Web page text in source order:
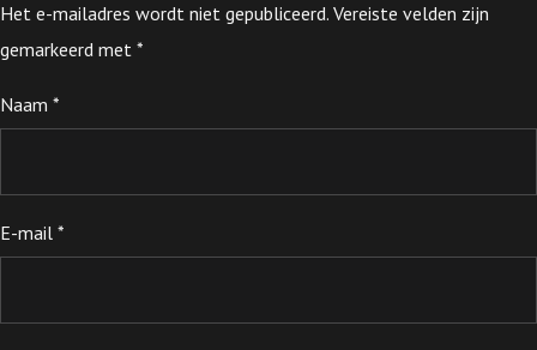
Het e-mailadres wordt niet gepubliceerd. Vereiste velden zijn
gemarkeerd met *
Naam *
E-mail *